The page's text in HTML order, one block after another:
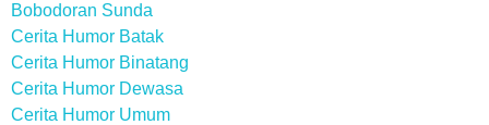
Bobodoran Sunda
Cerita Humor Batak
Cerita Humor Binatang
Cerita Humor Dewasa
Cerita Humor Umum